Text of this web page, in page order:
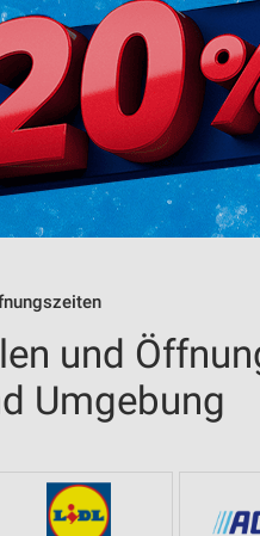
und
Umgebung